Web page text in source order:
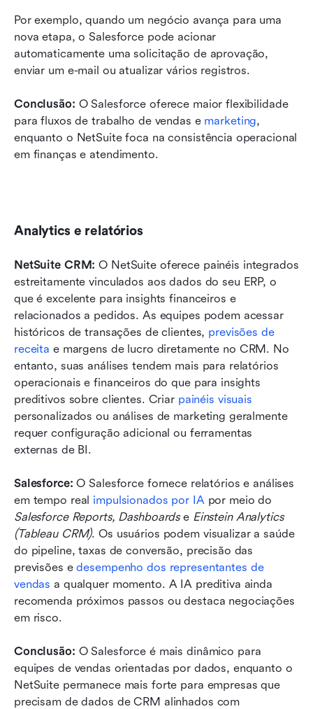
Por exemplo, quando um negócio avança para uma
nova etapa, o Salesforce pode acionar
automaticamente uma solicitação de aprovação,
enviar um e-mail ou atualizar vários registros.
Conclusão: O Salesforce oferece maior flexibilidade
para fluxos de trabalho de vendas e marketing,
enquanto o NetSuite foca na consistência operacional
em finanças e atendimento.
Analytics e relatórios
NetSuite CRM: O NetSuite oferece painéis integrados
estreitamente vinculados aos dados do seu ERP, o
que é excelente para insights financeiros e
relacionados a pedidos. As equipes podem acessar
históricos de transações de clientes, previsões de
receita e margens de lucro diretamente no CRM. No
entanto, suas análises tendem mais para relatórios
operacionais e financeiros do que para insights
preditivos sobre clientes. Criar painéis visuais
personalizados ou análises de marketing geralmente
requer configuração adicional ou ferramentas
externas de BI.
Salesforce: O Salesforce fornece relatórios e análises
em tempo real impulsionados por IA
Salesforce Reports, Dashboards e Einstein Analytics
(Tableau CRM). Os usuários podem visualizar a saúde
do pipeline, taxas de conversão, precisão das
previsões e desempenho dos representantes de
vendas a qualquer momento. A IA preditiva ainda
recomenda próximos passos ou destaca negociações
em risco.
Conclusão: O Salesforce é mais dinâmico para
equipes de vendas orientadas por dados, enquanto o
NetSuite permanece mais forte para empresas que
precisam de dados de CRM alinhados com